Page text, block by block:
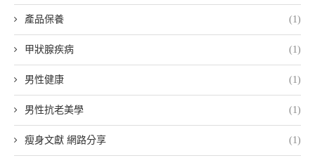
產品保養 (1)
甲狀腺疾病 (1)
男性健康 (1)
男性抗老美學 (1)
瘦身文獻 網路分享 (1)